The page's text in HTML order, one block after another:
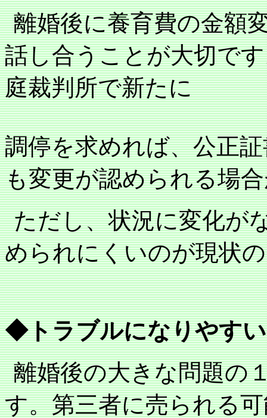
離婚後に養育費の金額
話し合うことが大切で
庭裁判所で新たに
調停を求めれば、公正
も変更が認められる場
ただし、状況に変化が
められにくいのが現状
◆トラブルになりやす
離婚後の大きな問題の
す。第三者に売られる